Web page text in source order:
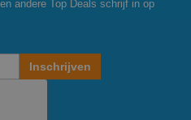
andere Top Deals schrijf in op
Inschrijven